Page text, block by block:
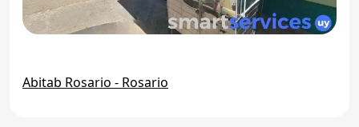
Abitab Rosario - Rosario